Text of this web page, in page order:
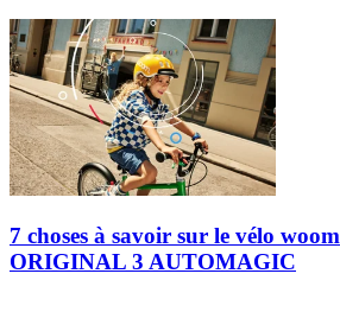
7 choses à savoir sur le vélo woom
ORIGINAL 3 AUTOMAGIC